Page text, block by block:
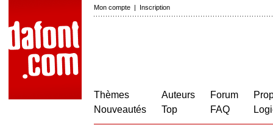
Mon compte | Inscription
Thèmes
Nouveautés
Auteurs
Top
Forum
FAQ